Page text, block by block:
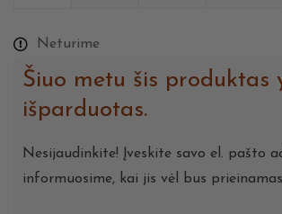
Neturime
Šiuo metu šis produktas
išparduotas.
Nesijaudinkite! Įveskite savo el. pašto
informuosime, kai jis vėl bus